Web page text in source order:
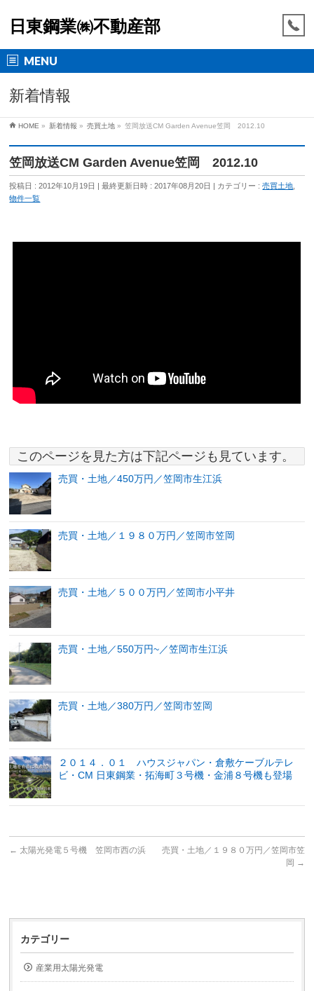
日東鋼業㈱不動産部
MENU
新着情報
HOME » 新着情報 » 売買土地 » 笠岡放送CM Garden Avenue笠岡 2012.10
笠岡放送CM Garden Avenue笠岡 2012.10
投稿日 : 2012年10月19日 最終更新日時 : 2017年08月20日 カテゴリー :売買土地
物件一覧
このページを見た方は下記ページも見ています。
売買・土地／450万円／笠岡市生江浜
売買・土地／１９８０万円／笠岡市笠岡
売買・土地／５００万円／笠岡市小平井
売買・土地／550万円~／笠岡市生江浜
売買・土地／380万円／笠岡市笠岡
２０１４．０１ ハウスジャパン・倉敷ケーブルテレ
ビ・CM 日東鋼業・拓海町３号機・金浦８号機も登場
← 太陽光発電５号機 笠岡市西の浜
売買・土地／１９８０万円／笠岡市笠
岡 →
カテゴリー
産業用太陽光発電